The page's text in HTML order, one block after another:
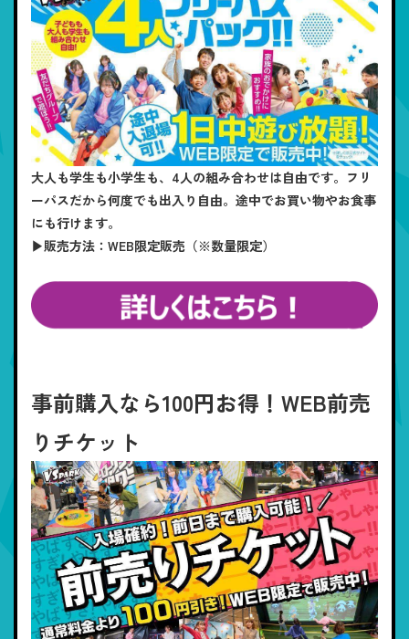
大人も学生も小学生も、4人の組み合わせは自由です。フリ
ーパスだから何度でも出入り自由。途中でお買い物やお食事
にも行けます。
▶販売方法：WEB限定販売（※数量限定）
事前購入なら100円お得！WEB前売
りチケット